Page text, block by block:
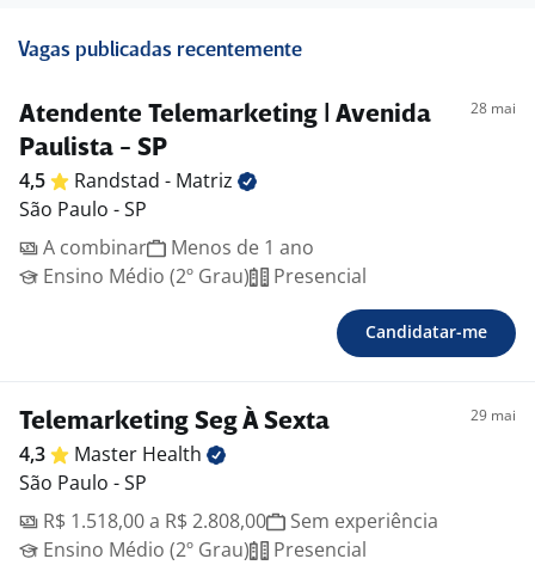
Vagas publicadas recentemente
Atendente Telemarketing | Avenida
Paulista - SP
28 mai
4,5 Randstad - Matriz
São Paulo - SP
A combinar
Menos de 1 ano
Ensino Médio (2º Grau)
Presencial
Candidatar-me
Telemarketing Seg À Sexta 29 mai
4,3 Master Health
São Paulo - SP
R$ 1.518,00 a R$ 2.808,00
Sem experiência
Ensino Médio (2º Grau)
Presencial